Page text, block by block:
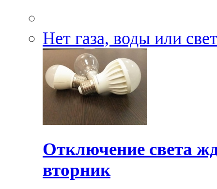
Нет газа, воды или
Отключение света
вторник